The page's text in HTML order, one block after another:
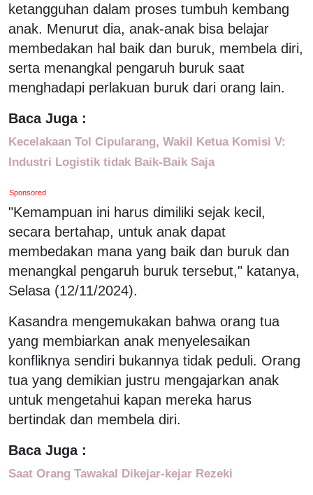
ketangguhan dalam proses tumbuh kembang
anak. Menurut dia, anak-anak bisa belajar
membedakan hal baik dan buruk, membela diri,
serta menangkal pengaruh buruk saat
menghadapi perlakuan buruk dari orang lain.
Baca Juga :
Kecelakaan Tol Cipularang, Wakil Ketua Komisi V:
Industri Logistik tidak Baik-Baik Saja
Sponsored
"Kemampuan ini harus dimiliki sejak kecil,
secara bertahap, untuk anak dapat
membedakan mana yang baik dan buruk dan
menangkal pengaruh buruk tersebut," katanya,
Selasa (12/11/2024).
Kasandra mengemukakan bahwa orang tua
yang membiarkan anak menyelesaikan
konfliknya sendiri bukannya tidak peduli. Orang
tua yang demikian justru mengajarkan anak
untuk mengetahui kapan mereka harus
bertindak dan membela diri.
Baca Juga :
Saat Orang Tawakal Dikejar-kejar Rezeki